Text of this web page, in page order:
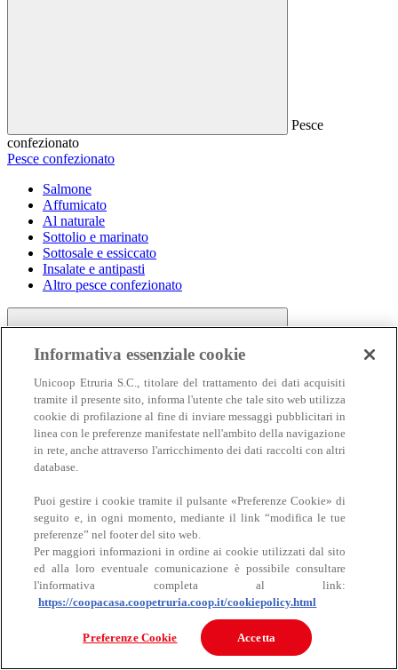
Pesce
confezionato
Pesce confezionato
Salmone
Affumicato
Al naturale
Sottolio e marinato
Sottosale e essiccato
Insalate e antipasti
Altro pesce confezionato
Carne
Carne
Bovino
Informativa essenziale cookie
Unicoop Etruria S.C., titolare del trattamento dei dati acquisiti
tramite il presente sito, informa l'utente che tale sito web utilizza
cookie di profilazione al fine di inviare messaggi pubblicitari in
linea con le preferenze manifestate nell'ambito della navigazione
in rete, anche attraverso l'arricchimento dei dati raccolti con altri
database.
Puoi gestire i cookie tramite il pulsante «Preferenze Cookie» di
seguito e, in ogni momento, mediante il link “modifica le tue
preferenze” nel footer del sito web.
Per maggiori informazioni in ordine ai cookie utilizzati dal sito
ed alla loro eventuale comunicazione è possibile consultare
l'informativa completa al link:
https://coopacasa.coopetruria.coop.it/cookiepolicy.html
Preferenze Cookie Accetta